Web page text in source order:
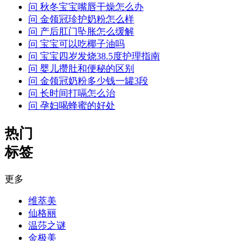
问 秋冬宝宝嘴唇干燥怎么办
问 金领冠珍护奶粉怎么样
问 产后肛门坠胀怎么缓解
问 宝宝可以吃椰子油吗
问 宝宝四岁发烧38.5度护理指南
问 婴儿攒肚和便秘的区别
问 金领冠奶粉多少钱一罐3段
问 长时间打嗝怎么治
问 孕妇喝蜂蜜的好处
热门
标签
更多
维萃美
仙格丽
温莎之谜
金极美